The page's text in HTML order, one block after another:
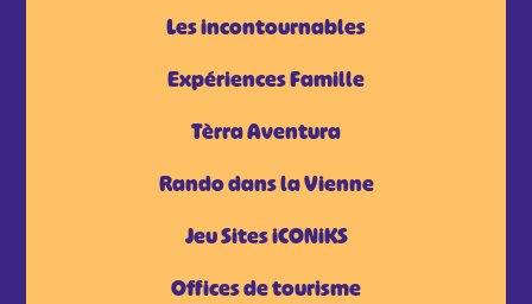
Les incontournables
Expériences Famille
Tèrra Aventura
Rando dans la Vienne
Jeu Sites iCONiKS
Offices de tourisme